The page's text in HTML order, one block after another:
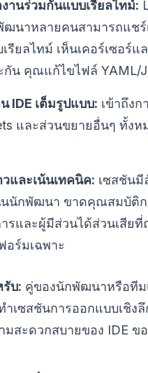
านร่วมกันแบบเรียลไทม์:
ฒนาหลายคนสามารถแชร์
รียลไทม์ เห็นเคอร์เซอร์แ
กัน คุณแก้ไขไฟล์ YAML/
IDE เต็มรูปแบบ: เข้าถึงก
และส่วนขยายอื่นๆ ทั้งห
และเน้นเทคนิค: เซสชัน
นนักพัฒนา ขาดคุณสมบัติก
รและผู้มีส่วนได้ส่วนเสียที่
อร์มเฉพาะ
รับ: คู่ของนักพัฒนาหรือทีม
ำเซสชันการออกแบบเชิง
มสะดวกสบายของ IDE ข